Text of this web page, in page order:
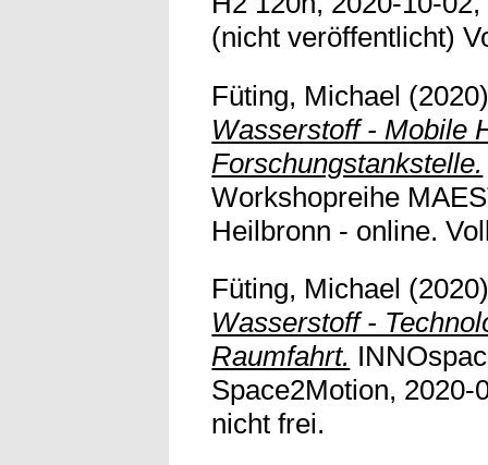
(nicht veröffentlicht)
Füting, Michael
Wasserstoff - Mobile
Forschungstankstelle.
Workshopreihe
Heilbronn - online.
Füting, Michael
Wasserstoff -
Raumfahrt.
Space2Motion, 2020-
nicht frei.